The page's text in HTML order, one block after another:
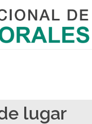
de lugar